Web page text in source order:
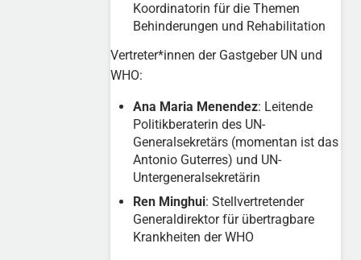
Koordinatorin für die Themen
Behinderungen und Rehabilitation
Vertreter*innen der Gastgeber UN und
WHO:
Ana Maria Menendez: Leitende
Politikberaterin des UN-
Generalsekretärs (momentan ist das
Antonio Guterres) und UN-
Untergeneralsekretärin
Ren Minghui: Stellvertretender
Generaldirektor für übertragbare
Krankheiten der WHO